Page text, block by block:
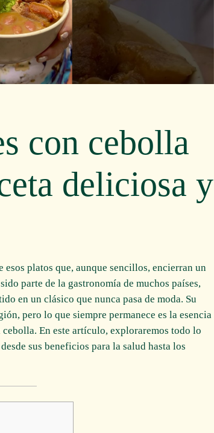
con cebolla
deliciosa y
platos que, aunque sencillos, encierran un
parte de la gastronomía de muchos países,
en un clásico que nunca pasa de moda. Su
pero lo que siempre permanece es la esencia
En este artículo, exploraremos todo lo
sus beneficios para la salud hasta los